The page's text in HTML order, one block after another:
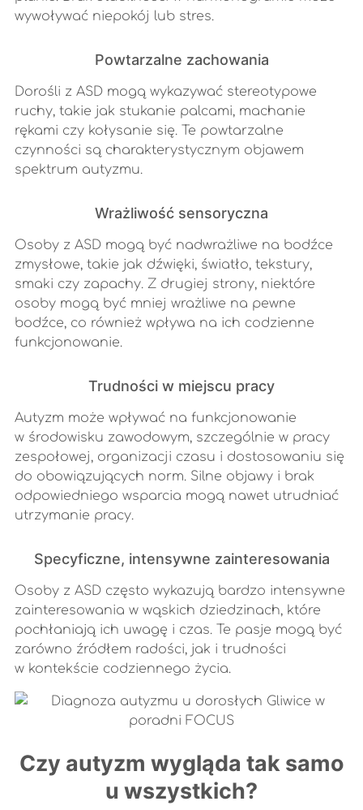
wywoływać niepokój lub stres.
Powtarzalne zachowania
Dorośli z ASD mogą wykazywać stereotypowe
ruchy, takie jak stukanie palcami, machanie
rękami czy kołysanie się. Te powtarzalne
czynności są charakterystycznym objawem
spektrum autyzmu.
Wrażliwość sensoryczna
Osoby z ASD mogą być nadwrażliwe na bodźce
zmysłowe, takie jak dźwięki, światło, tekstury,
smaki czy zapachy. Z drugiej strony, niektóre
osoby mogą być mniej wrażliwe na pewne
bodźce, co również wpływa na ich codzienne
funkcjonowanie.
Trudności w miejscu pracy
Autyzm może wpływać na funkcjonowanie
w środowisku zawodowym, szczególnie w pracy
zespołowej, organizacji czasu i dostosowaniu się
do obowiązujących norm. Silne objawy i brak
odpowiedniego wsparcia mogą nawet utrudniać
utrzymanie pracy.
Specyficzne, intensywne zainteresowania
Osoby z ASD często wykazują bardzo intensywne
zainteresowania w wąskich dziedzinach, które
pochłaniają ich uwagę i czas. Te pasje mogą być
zarówno źródłem radości, jak i trudności
w kontekście codziennego życia.
Czy autyzm wygląda tak samo
u wszystkich?